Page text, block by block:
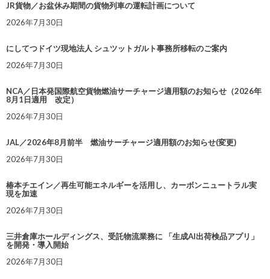
JR貨物／お盆休み期間の貨物列車の運転計画について
2026年7月30日
にしてつドイツ現地法人 シュツットガルト事務所移転のご案内
2026年7月30日
NCA／日本発国際航空貨物燃油サーチャージ適用額のお知らせ（2026年
8月1日適用 改定）
2026年7月30日
JAL／2026年8月前半 燃油サーチャージ適用額のお知らせ(変更)
2026年7月30日
椿本チエイン／再生可能エネルギーを活用し、カーボンニュートラル実
現を加速
2026年7月30日
三井倉庫ホールディングス、受託物流業務に 「生成AI出荷検品アプリ」
を開発・導入開始
2026年7月30日